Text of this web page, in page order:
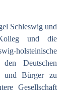
Schleswig und
und die
Deutschen
und Bürger zu
Gesellschaft